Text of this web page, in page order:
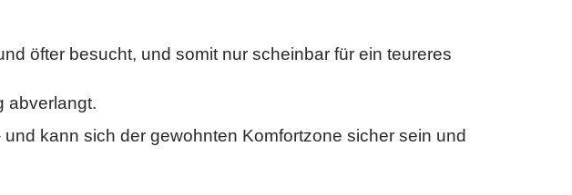
öfter besucht, und somit nur scheinbar für ein teureres
abverlangt.
kann sich der gewohnten Komfortzone sicher sein und